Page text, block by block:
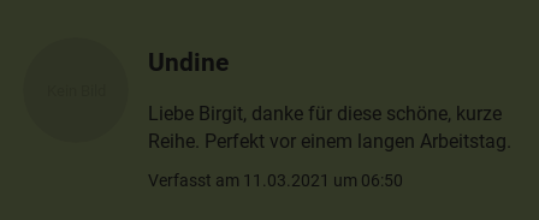
Undine
Liebe Birgit, danke für diese schöne, kurze
Reihe. Perfekt vor einem langen Arbeitstag.
Verfasst am 11.03.2021 um 06:50